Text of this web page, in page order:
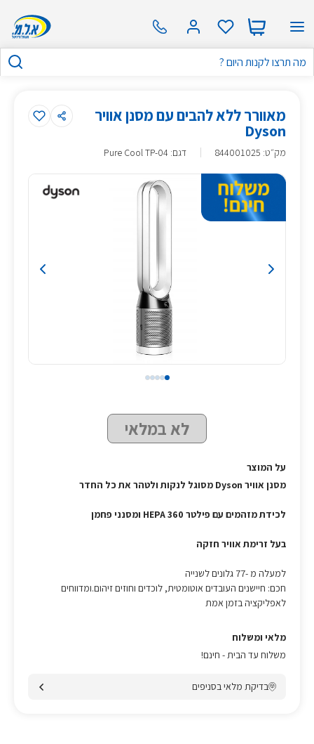
מאוורר ללא להבים עם מסנן אוויר
Dyson
מק״ט:
844001025 דגם: Pure Cool TP-04
לא במלאי
על המוצר
מסנן אוויר Dyson מסוגל לנקות ולטהר את כל החדר
לכידת מזהמים עם פילטר 360 HEPA ומסנני פחמן
בעל זרימת אוויר חזקה
למעלה מ -77 גלונים לשנייה
חכם: חיישנים העובדים אוטומטית, לוכדים וחוזים זיהום.ומדווחים
לאפליקציה בזמן אמת
מלאי ומשלוח
משלוח עד הבית - חינם!
בדיקת מלאי בסניפים